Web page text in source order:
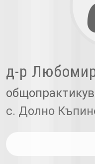
д-р
с. Долно